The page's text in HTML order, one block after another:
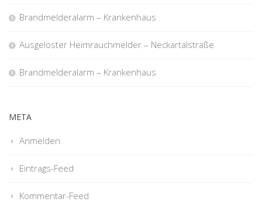
Brandmelderalarm – Krankenhaus
Ausgelöster Heimrauchmelder – Neckartalstraße
Brandmelderalarm – Krankenhaus
META
Anmelden
Eintrags-Feed
Kommentar-Feed